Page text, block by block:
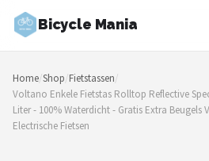
Bicycle Mania
Zoeken
NAVIGATIE
Shop
Home/Shop/Fietstassen/
Voltano Enkele Fietstas Rolltop Reflective
Liter - 100% Waterdicht - Gratis Extra Beugels
Electrische Fietsen